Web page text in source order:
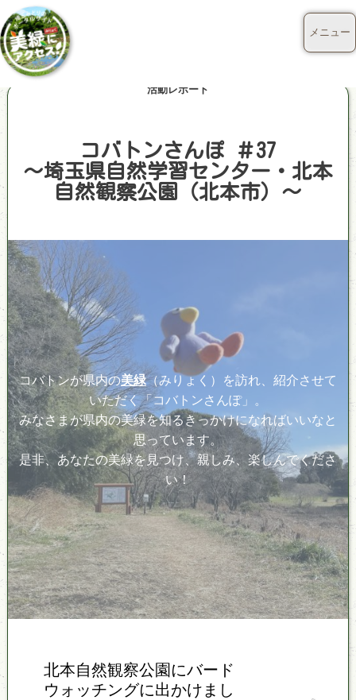
活動レポート
コバトンさんぽ ＃37
～埼玉県自然学習センター・北本
自然観察公園（北本市）～
コバトンが県内の美緑（みりょく）を訪れ、紹介させて
いただく「コバトンさんぽ」。
みなさまが県内の美緑を知るきっかけになればいいなと
思っています。
是非、あなたの美緑を見つけ、親しみ、楽しんでくださ
い！
北本自然観察公園にバード
ウォッチングに出かけまし
メニュー